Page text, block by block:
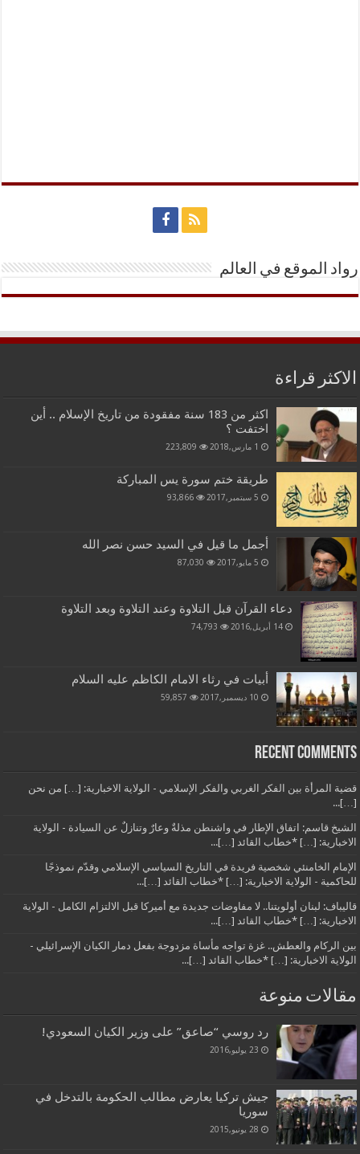
رواد الموقع في العالم
الاكثر قراءة
اكثر من 183 سنة مفقودة من تاريخ الإسلام .. أين
اختفت ؟
1 مارس,2018 223,809
طريقة ختم سورة يس المباركة
5 سبتمبر,2017 93,866
أجمل ما قيل في السيد حسن نصر الله
5 مايو,2017 87,030
دعاء القرآن قبل التلاوة وعند التلاوة وبعد التلاوة
14 أبريل,2016 74,793
أبيات في رثاء الامام الكاظم عليه السلام
10 ديسمبر,2017 59,857
Recent Comments
قضية المرأة بين الفكر الغربي والفكر الإسلامي - الولاية الاخبارية: […] من نحن
[…]...
الشيخ قاسم: اتفاق الإطار في واشنطن مذلةٌ وعارٌ وتنازلٌ عن السيادة - الولاية
الاخبارية: […] *خطاب القائد […]...
الإمام الخامنئي شخصية فريدة في التاريخ السياسي الإسلامي وقدّم نموذجًا
للحاكمية - الولاية الاخبارية: […] *خطاب القائد […]...
قاليباف: لبنان أولويتنا.. لا مفاوضات جديدة مع أميركا قبل الالتزام الكامل - الولاية
الاخبارية: […] *خطاب القائد […]...
بين الركام والعطش.. غزة تواجه مأساة مزدوجة بفعل دمار الكيان الإسرائيلي -
الولاية الاخبارية: […] *خطاب القائد […]...
مقالات منوعة
رد روسي “صاعق” على وزير الكيان السعودي!
23 يوليو,2016
جيش تركيا يعارض مطالب الحكومة بالتدخل في
سوريا
28 يونيو,2015